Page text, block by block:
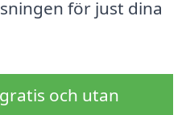
för just dina
och utan